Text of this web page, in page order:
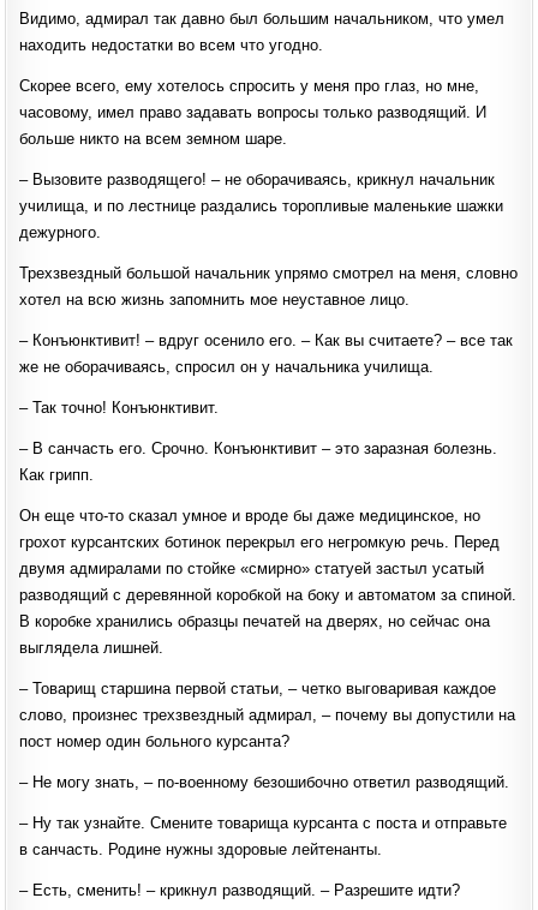
Видимо, адмирал так давно был большим начальником, что умел
находить недостатки во всем что угодно.
Скорее всего, ему хотелось спросить у меня про глаз, но мне,
часовому, имел право задавать вопросы только разводящий. И
больше никто на всем земном шаре.
‒ Вызовите разводящего! ‒ не оборачиваясь, крикнул начальник
училища, и по лестнице раздались торопливые маленькие шажки
дежурного.
Трехзвездный большой начальник упрямо смотрел на меня, словно
хотел на всю жизнь запомнить мое неуставное лицо.
‒ Конъюнктивит! ‒ вдруг осенило его. ‒ Как вы считаете? ‒ все так
же не оборачиваясь, спросил он у начальника училища.
‒ Так точно! Конъюнктивит.
‒ В санчасть его. Срочно. Конъюнктивит ‒ это заразная болезнь.
Как грипп.
Он еще что-то сказал умное и вроде бы даже медицинское, но
грохот курсантских ботинок перекрыл его негромкую речь. Перед
двумя адмиралами по стойке «смирно» статуей застыл усатый
разводящий с деревянной коробкой на боку и автоматом за спиной.
В коробке хранились образцы печатей на дверях, но сейчас она
выглядела лишней.
‒ Товарищ старшина первой статьи, ‒ четко выговаривая каждое
слово, произнес трехзвездный адмирал, ‒ почему вы допустили на
пост номер один больного курсанта?
‒ Не могу знать, ‒ по-военному безошибочно ответил разводящий.
‒ Ну так узнайте. Смените товарища курсанта с поста и отправьте
в санчасть. Родине нужны здоровые лейтенанты.
‒ Есть, сменить! ‒ крикнул разводящий. ‒ Разрешите идти?